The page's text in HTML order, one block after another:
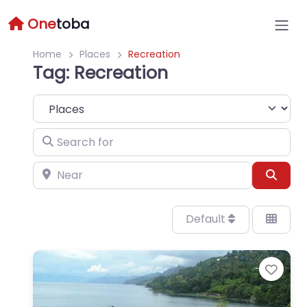
Onetoba
Home Places Recreation
Tag: Recreation
Select search type
Search for
Near
Default